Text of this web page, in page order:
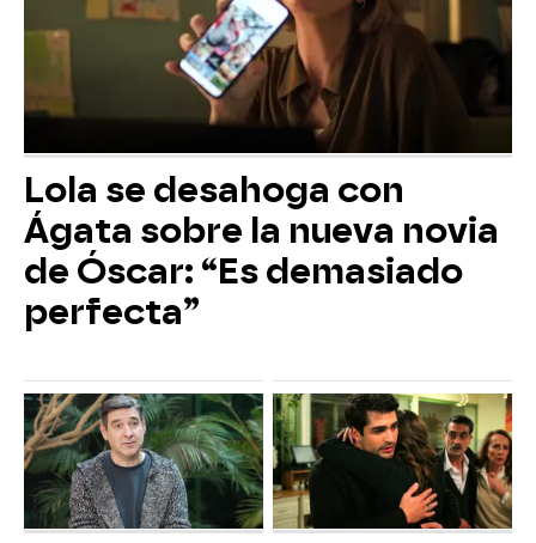
Lola se desahoga con
Ágata sobre la nueva novia
de Óscar: “Es demasiado
perfecta”